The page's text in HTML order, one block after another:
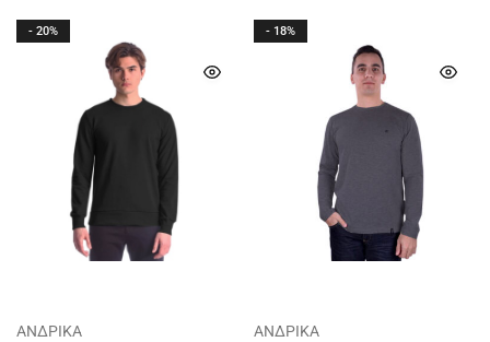
- 20%
ΑΝΔΡΙΚΑ
- 18%
ΑΝΔΡΙΚΑ